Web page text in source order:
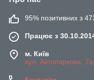
95% позитивних з 473
Працює з
м. Київ
вул. Автопаркова,